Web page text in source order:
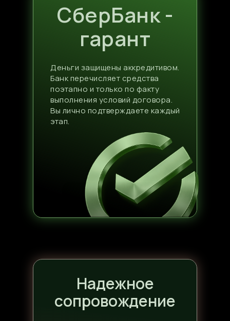
Надежное
сопровождение
Деньги защищены аккредитивом.
Банк перечисляет средства
поэтапно и только по факту
выполнения условий договора.
Вы лично подтверждаете каждый
этап.
СберБанк -
гарант